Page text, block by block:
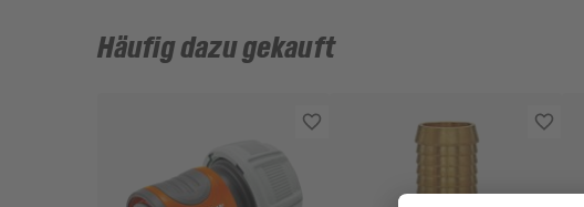
Häufig dazu gekauft